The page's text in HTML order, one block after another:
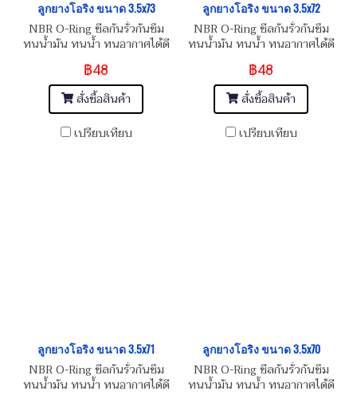
ลูกยางโอริง ขนาด 3.5x73
NBR O-Ring ซีลกันรั่วกันซึม
ทนน้ำมัน ทนน้ำ ทนอากาศได้ดี
฿48
สั่งซื้อสินค้า
เปรียบเทียบ
ลูกยางโอริง ขนาด 3.5x72
NBR O-Ring ซีลกันรั่วกันซึม
ทนน้ำมัน ทนน้ำ ทนอากาศได้ดี
฿48
สั่งซื้อสินค้า
เปรียบเทียบ
ลูกยางโอริง ขนาด 3.5x71
NBR O-Ring ซีลกันรั่วกันซึม
ทนน้ำมัน ทนน้ำ ทนอากาศได้ดี
ลูกยางโอริง ขนาด 3.5x70
NBR O-Ring ซีลกันรั่วกันซึม
ทนน้ำมัน ทนน้ำ ทนอากาศได้ดี